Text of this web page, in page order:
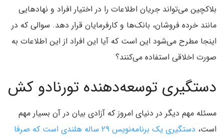
بلاکچین می‌تواند جریان اطلاعات را در اختیار افراد و نهادهایی
مانند خرده فروشان، بانک‌ها و کارفرمایان قرار دهد. سوالی که در
اینجا مطرح می‌شود این است که آیا این افراد از این اطلاعات به
صورت اخلاقی استفاده می‌کنند؟
دستگیری توسعه‌دهنده تورنادو کش
مسئله مهم دیگر در دنیای امروز که آزادی بیان در آن بسیار مهم
است،
دستگیری یک برنامه‌نویس ۲۹ ساله هلندی است که صرفا